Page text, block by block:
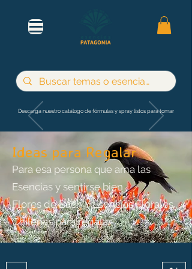
Descarga nuestro catálogo de fórmulas y spray listos para tomar
Ideas para Regalar
Para esa persona que ama las
Esencias y sentirse bien
Flores de Bach Y Esencias Florales
Chilenas para regalar